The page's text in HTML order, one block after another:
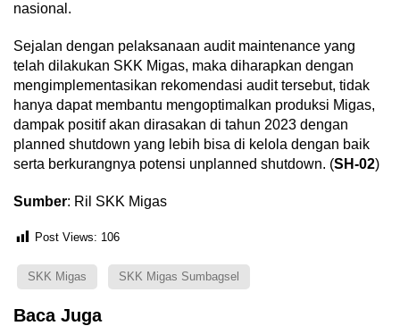
nasional.
Sejalan dengan pelaksanaan audit maintenance yang
telah dilakukan SKK Migas, maka diharapkan dengan
mengimplementasikan rekomendasi audit tersebut, tidak
hanya dapat membantu mengoptimalkan produksi Migas,
dampak positif akan dirasakan di tahun 2023 dengan
planned shutdown yang lebih bisa di kelola dengan baik
serta berkurangnya potensi unplanned shutdown. (SH-02)
Sumber: Ril SKK Migas
Post Views: 106
SKK Migas SKK Migas Sumbagsel
Baca Juga